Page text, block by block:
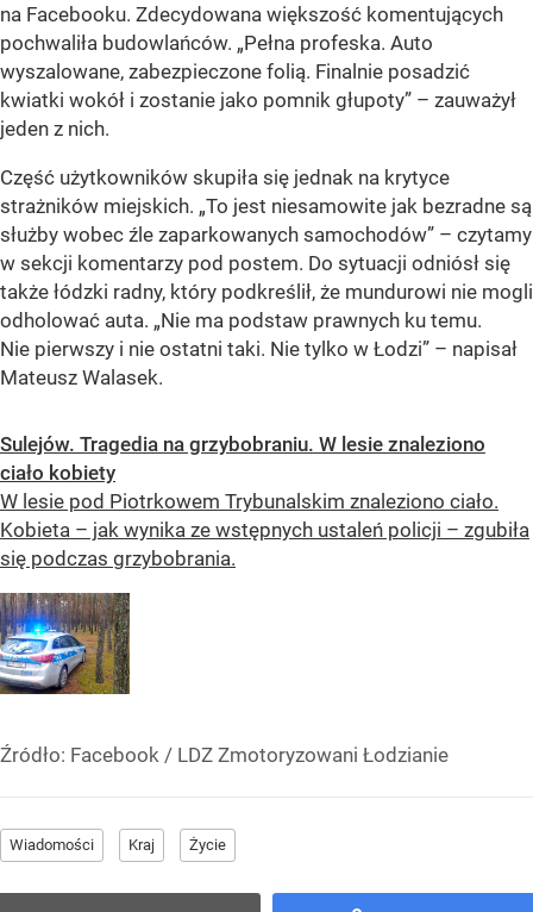
na Facebooku. Zdecydowana większość komentujących
pochwaliła budowlańców. „Pełna profeska. Auto
wyszalowane, zabezpieczone folią. Finalnie posadzić
kwiatki wokół i zostanie jako pomnik głupoty” – zauważył
jeden z nich.
Część użytkowników skupiła się jednak na krytyce
strażników miejskich. „To jest niesamowite jak bezradne są
służby wobec źle zaparkowanych samochodów” – czytamy
w sekcji komentarzy pod postem. Do sytuacji odniósł się
także łódzki radny, który podkreślił, że mundurowi nie mogli
odholować auta. „Nie ma podstaw prawnych ku temu.
Nie pierwszy i nie ostatni taki. Nie tylko w Łodzi” – napisał
Mateusz Walasek.
Sulejów. Tragedia na grzybobraniu. W lesie znaleziono
ciało kobiety
W lesie pod Piotrkowem Trybunalskim znaleziono ciało.
Kobieta – jak wynika ze wstępnych ustaleń policji – zgubiła
się podczas grzybobrania.
Źródło: Facebook / LDZ Zmotoryzowani Łodzianie
Wiadomości Kraj Życie